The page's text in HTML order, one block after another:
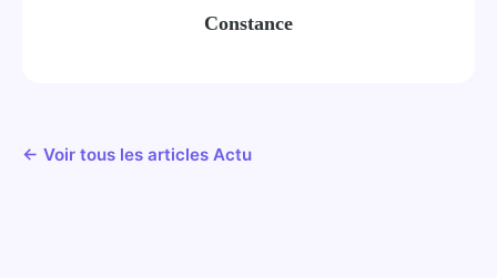
Constance
← Voir tous les articles Actu